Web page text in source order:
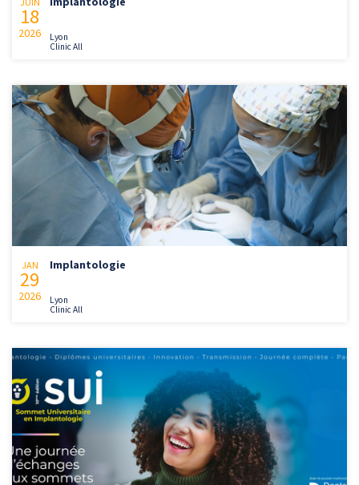
18
2026
Lyon
Clinic All
JAN
29
2026
Implantologie
Lyon
Clinic All